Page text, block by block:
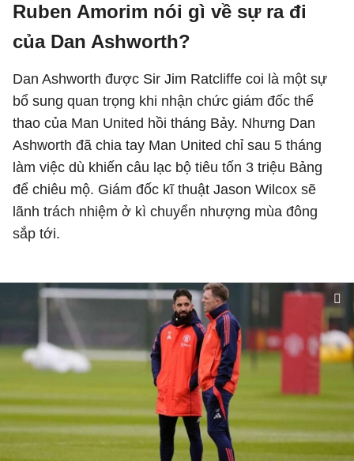
Ruben Amorim nói gì về sự ra đi
của Dan Ashworth?
Dan Ashworth được Sir Jim Ratcliffe coi là một sự
bổ sung quan trọng khi nhận chức giám đốc thể
thao của Man United hồi tháng Bảy. Nhưng Dan
Ashworth đã chia tay Man United chỉ sau 5 tháng
làm việc dù khiến câu lạc bộ tiêu tốn 3 triệu Bảng
để chiêu mộ. Giám đốc kĩ thuật Jason Wilcox sẽ
lãnh trách nhiệm ở kì chuyển nhượng mùa đông
sắp tới.